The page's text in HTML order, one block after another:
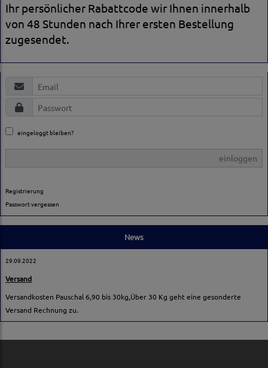
Ihr persönlicher Rabattcode wir Ihnen innerhalb
von 48 Stunden nach Ihrer ersten Bestellung
zugesendet.
eingeloggt bleiben?
einloggen
Registrierung
Passwort vergessen
News
29.09.2022
Versand
Versandkosten Pauschal 6,90 bis 30kg,Über 30 Kg geht eine gesonderte
Versand Rechnung zu.